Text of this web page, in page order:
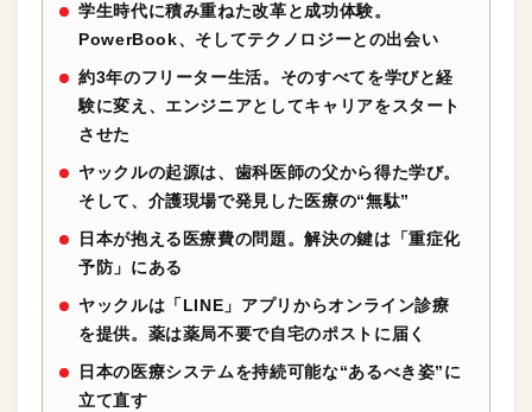
学生時代に積み重ねた改革と成功体験。
PowerBook、そしてテクノロジーとの出会い
約3年のフリーター生活。そのすべてを学びと経
験に変え、エンジニアとしてキャリアをスタート
させた
ヤックルの起源は、歯科医師の父から得た学び。
そして、介護現場で発見した医療の“無駄”
日本が抱える医療費の問題。解決の鍵は「重症化
予防」にある
ヤックルは「LINE」アプリからオンライン診療
を提供。薬は薬局不要で自宅のポストに届く
日本の医療システムを持続可能な“あるべき姿”に
立て直す